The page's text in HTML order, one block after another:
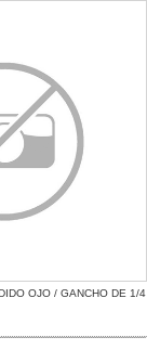
OJO / GANCHO DE 1/4